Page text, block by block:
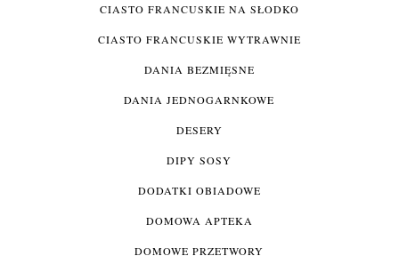
CIASTO FRANCUSKIE NA SŁODKO
CIASTO FRANCUSKIE WYTRAWNIE
DANIA BEZMIĘSNE
DANIA JEDNOGARNKOWE
DESERY
DIPY SOSY
DODATKI OBIADOWE
DOMOWA APTEKA
DOMOWE PRZETWORY